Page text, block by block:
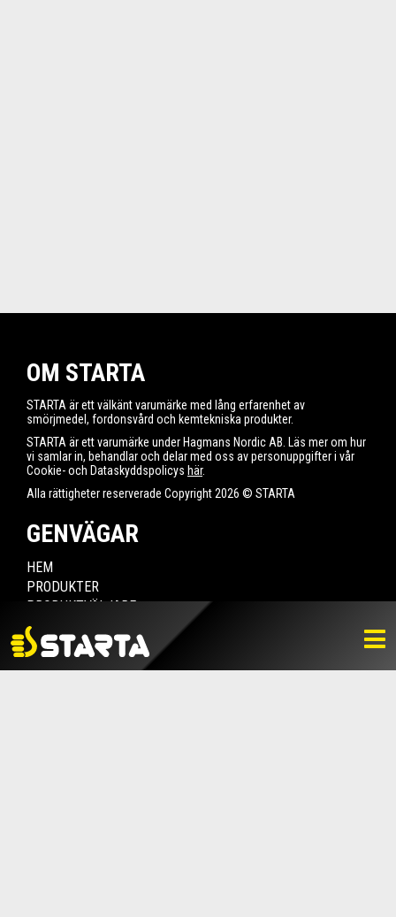
OM STARTA
STARTA är ett välkänt varumärke med lång erfarenhet av
smörjmedel, fordonsvård och kemtekniska produkter.
STARTA är ett varumärke under Hagmans Nordic AB. Läs mer om hur
vi samlar in, behandlar och delar med oss av personuppgifter i vår
Cookie- och Dataskyddspolicys här.
Alla rättigheter reserverade Copyright 2026 © STARTA
GENVÄGAR
HEM
PRODUKTER
PRODUKTVÄLJARE
HITTA ÅTERFÖRSÄLJARE
NYHETER